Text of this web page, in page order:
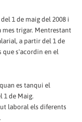
1 de maig del 2008 i
mes trigar. Mentrestant
a partir del 1 de
que s'acordin en el
es tanqui el
1 de Maig.
laboral els diferents